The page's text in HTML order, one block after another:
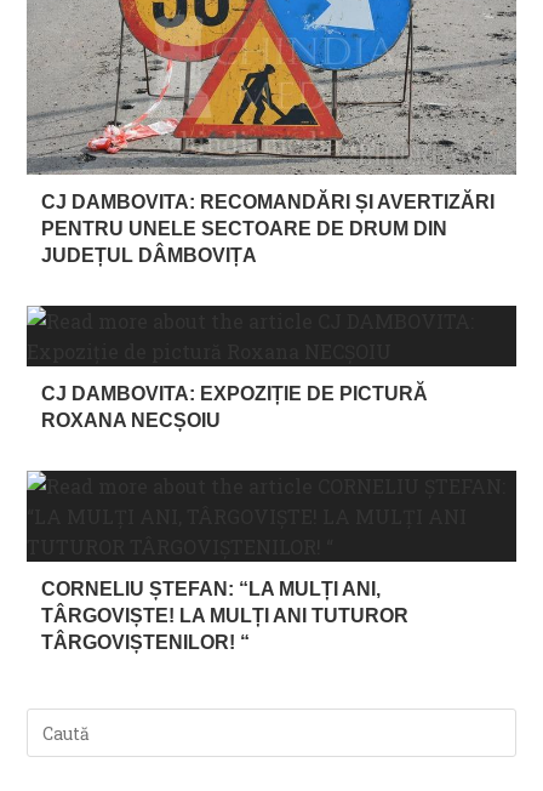
CJ DAMBOVITA: RECOMANDĂRI ȘI AVERTIZĂRI
PENTRU UNELE SECTOARE DE DRUM DIN
JUDEȚUL DÂMBOVIȚA
CJ DAMBOVITA: EXPOZIȚIE DE PICTURĂ
ROXANA NECȘOIU
CORNELIU ȘTEFAN: “LA MULȚI ANI,
TÂRGOVIȘTE! LA MULȚI ANI TUTUROR
TÂRGOVIȘTENILOR! “